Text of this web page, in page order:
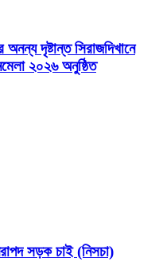
দৃষ্টান্ত সিরাজদিখানে
২০২৬ অনুষ্ঠিত
সড়ক চাই (নিসচা)